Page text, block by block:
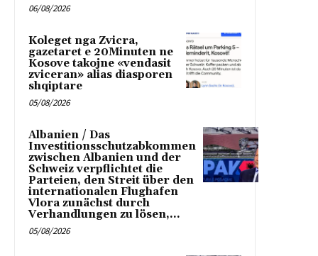
06/08/2026
Koleget nga Zvicra,
gazetaret e 20Minuten ne
Kosove takojne «vendasit
zviceran» alias diasporen
shqiptare
05/08/2026
Albanien / Das
Investitionsschutzabkommen
zwischen Albanien und der
Schweiz verpflichtet die
Parteien, den Streit über den
internationalen Flughafen
Vlora zunächst durch
Verhandlungen zu lösen,...
05/08/2026